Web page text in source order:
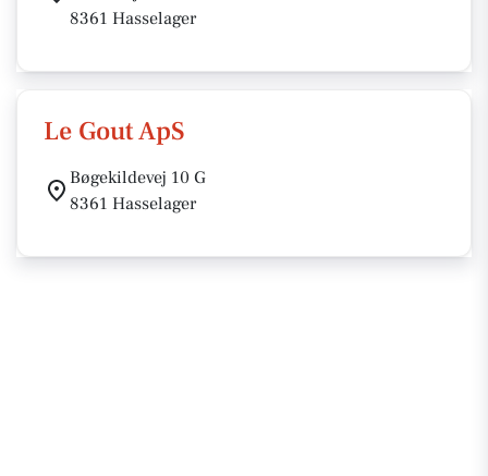
8361 Hasselager
Le Gout ApS
Bøgekildevej 10 G
8361 Hasselager